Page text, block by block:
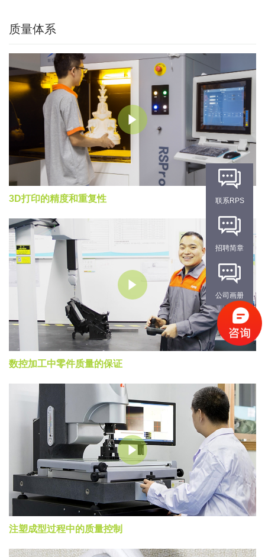
质量体系
3D打印的精度和重复性
数控加工中零件质量的保证
注塑成型过程中的质量控制
联系RPS
招聘简章
公司画册